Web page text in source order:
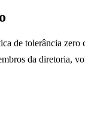
de tolerância zero
da diretoria,